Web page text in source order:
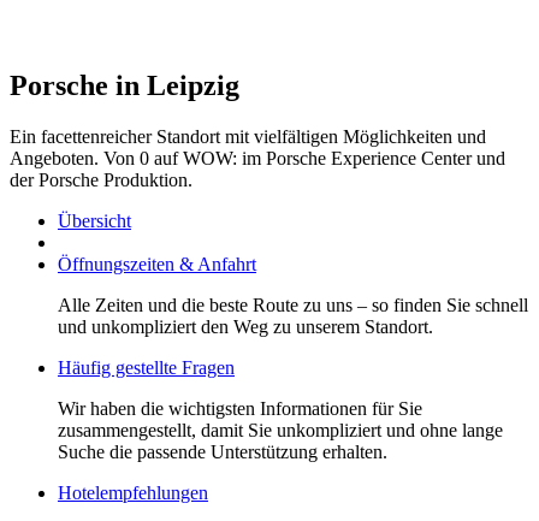
Porsche in Leipzig
Ein facettenreicher Standort mit vielfältigen Möglichkeiten und
Angeboten. Von 0 auf WOW: im Porsche Experience Center und
der Porsche Produktion.
Übersicht
Öffnungszeiten & Anfahrt
Alle Zeiten und die beste Route zu uns – so finden Sie schnell
und unkompliziert den Weg zu unserem Standort.
Häufig gestellte Fragen
Wir haben die wichtigsten Informationen für Sie
zusammengestellt, damit Sie unkompliziert und ohne lange
Suche die passende Unterstützung erhalten.
Hotelempfehlungen